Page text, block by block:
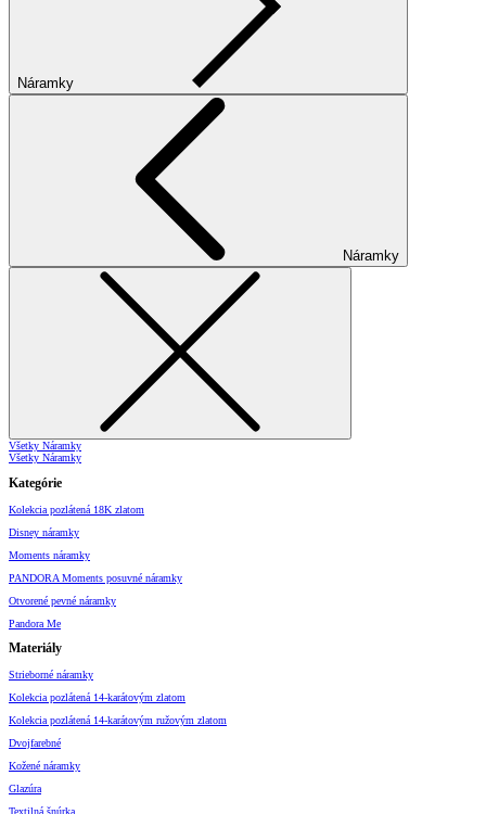
Náramky
Náramky
Všetky Náramky
Všetky Náramky
Kategórie
Kolekcia pozlátená 18K zlatom
Disney náramky
Moments náramky
PANDORA Moments posuvné náramky
Otvorené pevné náramky
Pandora Me
Materiály
Strieborné náramky
Kolekcia pozlátená 14-karátovým zlatom
Kolekcia pozlátená 14-karátovým ružovým zlatom
Dvojfarebné
Kožené náramky
Glazúra
Textilná šnúrka